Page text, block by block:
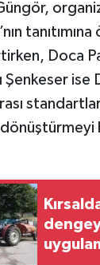
tanıtımına
Doca
Şenkeser ise